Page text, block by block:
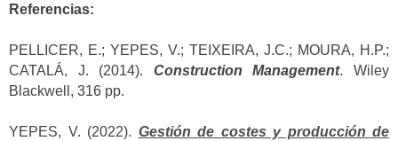
Referencias:
PELLICER, E.; YEPES, V.; TEIXEIRA, J.C.; MOURA, H.P.;
CATALÁ, J. (2014). Construction Management. Wiley
Blackwell, 316 pp.
YEPES, V. (2022). Gestión de costes y producción de